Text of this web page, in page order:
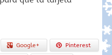
Google+ Pinterest